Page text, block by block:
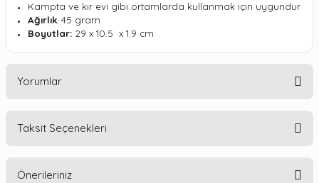
Kampta ve kır evi gibi ortamlarda kullanmak için uygundur
Ağırlık:45 gram
Boyutlar: 29 x 10.5 x 1.9 cm
Yorumlar
Taksit Seçenekleri
Önerileriniz